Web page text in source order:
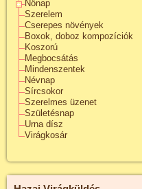
Nőnap
Szerelem
Cserepes növények
Boxok, doboz kompozíciók
Koszorú
Megbocsátás
Mindenszentek
Névnap
Sírcsokor
Szerelmes üzenet
Születésnap
Urna dísz
Virágkosár